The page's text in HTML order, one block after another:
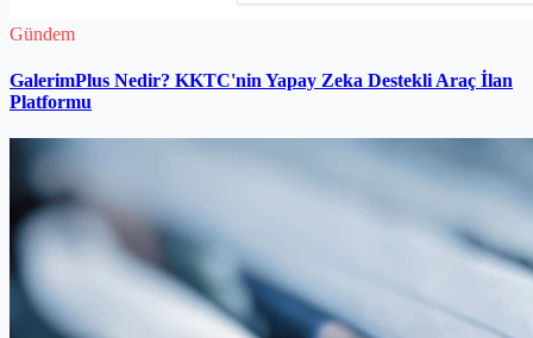
Gündem
GalerimPlus Nedir? KKTC'nin Yapay Zeka Destekli Araç İlan
Platformu